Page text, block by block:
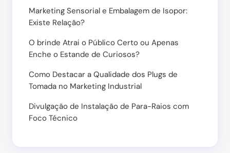
Marketing Sensorial e Embalagem de Isopor:
Existe Relação?
O brinde Atrai o Público Certo ou Apenas
Enche o Estande de Curiosos?
Como Destacar a Qualidade dos Plugs de
Tomada no Marketing Industrial
Divulgação de Instalação de Para-Raios com
Foco Técnico